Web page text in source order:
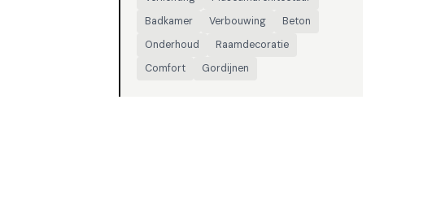
Badkamer
Verbouwing
Beton
Onderhoud
Raamdecoratie
Comfort
Gordijnen